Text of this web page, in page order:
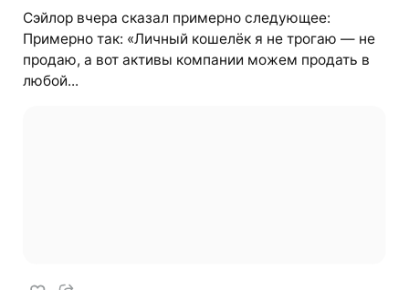
Сэйлор вчера сказал примерно следующее:
Примерно так: «Личный кошелёк я не трогаю — не
продаю, а вот активы компании можем продать в
любой...